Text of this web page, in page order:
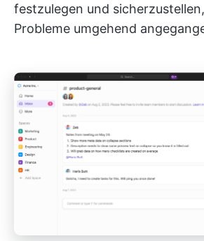
festzulegen und
Probleme umgehend